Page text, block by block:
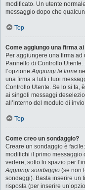
modificato. Un utente
messaggio dopo che
Top
Come aggiungo una firma
Per aggiungere una firma ad
Pannello di Controllo
l’opzioneAggiungi la firma
una firma a tutti i tuoi
Controllo Utente. Se lo si fa,
ai singoli messaggi
all’interno del modulo di
Top
Come creo un sondaggio?
Creare un sondaggio è
modifichi il primo messaggio
vedere, sotto lo spazio per
Aggiungi sondaggio (se non
sondaggi). Basta inserire un
risposta (per inserire